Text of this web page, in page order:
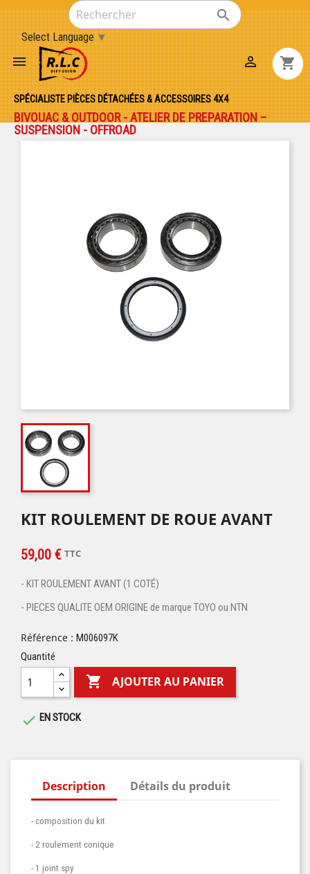

Select Language ▼
 shopping_cart

SPÉCIALISTE PIÈCES DÉTACHÉES & ACCESSOIRES 4X4
BIVOUAC & OUTDOOR - ATELIER DE PREPARATION –
SUSPENSION - OFFROAD
KIT ROULEMENT DE ROUE AVANT
59,00 € TTC
- KIT ROULEMENT AVANT (1 COTÉ)
- PIECES QUALITE OEM ORIGINE de marque TOYO ou NTN
Référence : M006097K
Quantité
 AJOUTER AU PANIER
 EN STOCK
Description Détails du produit
- composition du kit
- 2 roulement conique
- 1 joint spy